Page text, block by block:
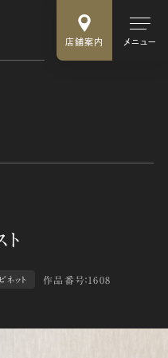
店舗案内 メニュー
ネット 作品番号：1608